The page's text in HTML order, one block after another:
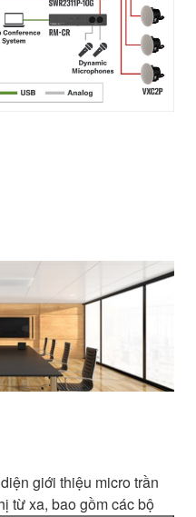
giới thiệu micro trần
từ xa, bao gồm các bộ